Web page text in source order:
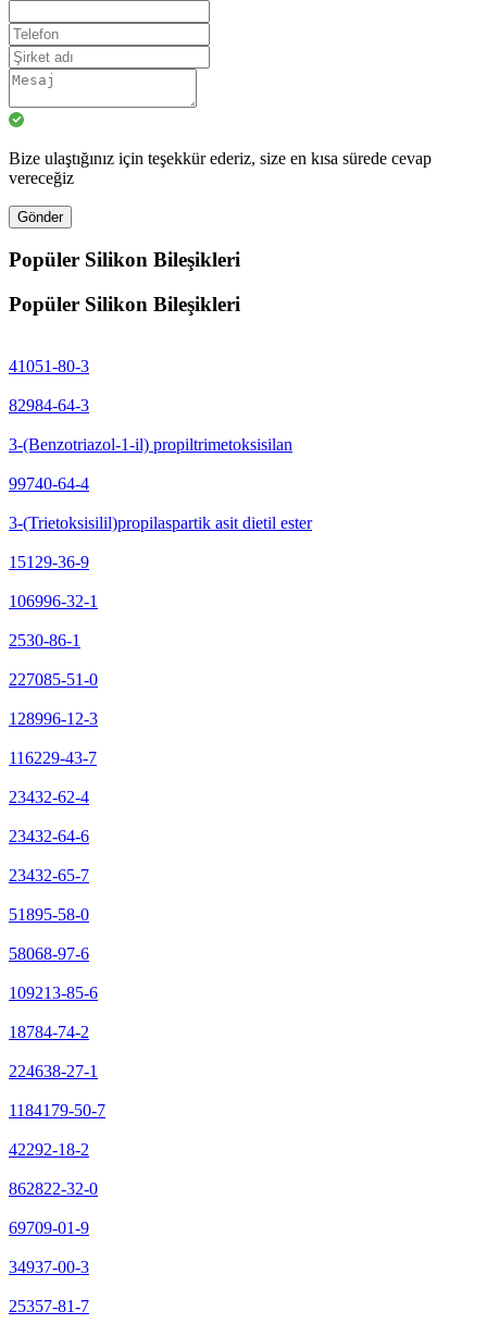
Bize ulaştığınız için teşekkür ederiz, size en kısa sürede cevap
vereceğiz
Gönder
Popüler Silikon Bileşikleri
Popüler Silikon Bileşikleri
41051-80-3
82984-64-3
3-(Benzotriazol-1-il) propiltrimetoksisilan
99740-64-4
3-(Trietoksisilil)propilaspartik asit dietil ester
15129-36-9
106996-32-1
2530-86-1
227085-51-0
128996-12-3
116229-43-7
23432-62-4
23432-64-6
23432-65-7
51895-58-0
58068-97-6
109213-85-6
18784-74-2
224638-27-1
1184179-50-7
42292-18-2
862822-32-0
69709-01-9
34937-00-3
25357-81-7